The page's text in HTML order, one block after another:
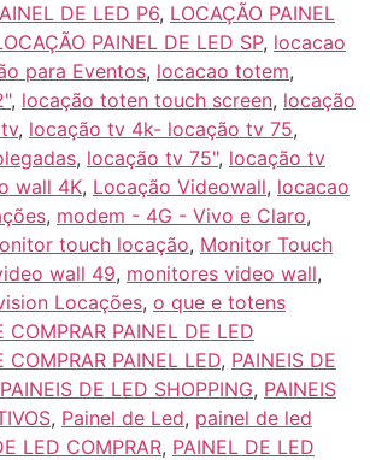
DE LED P6, LOCAÇÃO PAINEL
PAINEL DE LED SP, locacao
para Eventos, locacao totem,
, locação toten touch screen, locação
, locação tv 4k- locação tv 75,
, locação tv 75", locação tv
wall 4K, Locação Videowall, locacao
, modem - 4G - Vivo e Claro,
touch locação, Monitor Touch
wall 49, monitores video wall,
Locações, o que e totens
COMPRAR PAINEL DE LED
COMPRAR PAINEL LED, PAINEIS DE
DE LED SHOPPING, PAINEIS
, Painel de Led, painel de led
LED COMPRAR, PAINEL DE LED